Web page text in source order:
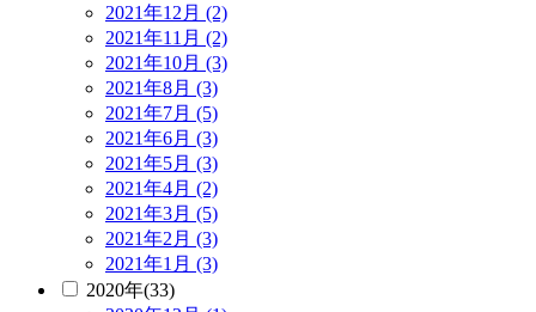
2021年12月 (2)
2021年11月 (2)
2021年10月 (3)
2021年8月 (3)
2021年7月 (5)
2021年6月 (3)
2021年5月 (3)
2021年4月 (2)
2021年3月 (5)
2021年2月 (3)
2021年1月 (3)
2020年(33)